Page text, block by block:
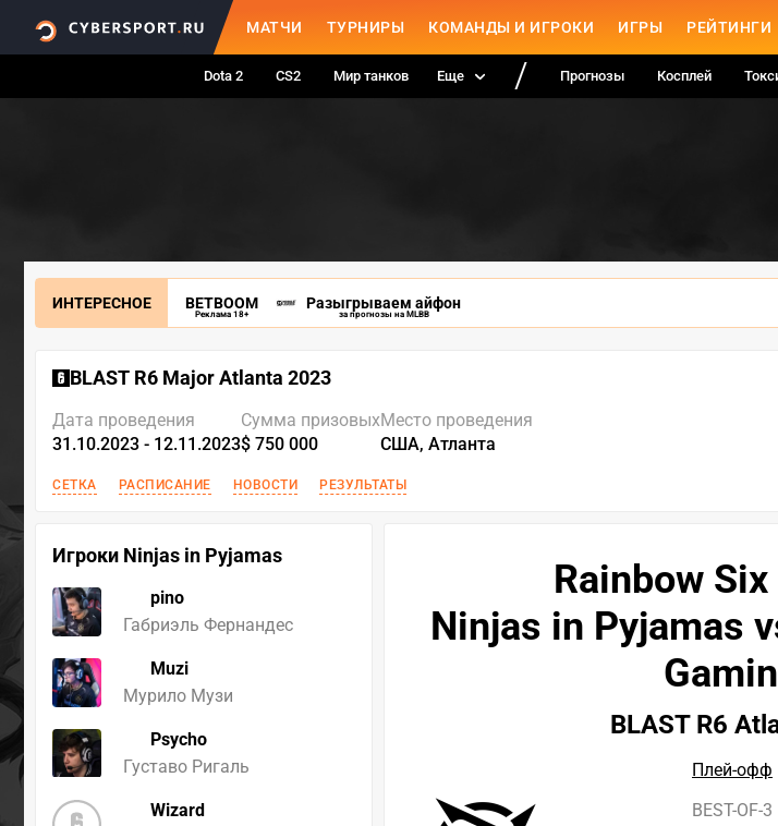
МАТЧИ ТУРНИРЫ КОМАНДЫ И ИГРОКИ ИГРЫ РЕЙТИНГИ
Dota 2 CS2 Мир танков Еще Прогнозы Косплей
ИНТЕРЕСНОЕ BETBOOM
Реклама 18+
Разыгрываем айфон
за прогнозы на MLBB
BLAST R6 Major Atlanta 2023
Дата проведения
31.10.2023 - 12.11.2023
Сумма призовых
$ 750 000
Место проведения
США, Атланта
СЕТКА РАСПИСАНИЕ НОВОСТИ РЕЗУЛЬТАТЫ
Игроки Ninjas in Pyjamas
pino
Габриэль Фернандес
Muzi
Мурило Музи
Psycho
Густаво Ригаль
Wizard
Rainbow
Ninjas in Pyjamas
BLAST R6
Плей-офф
BEST-OF-3